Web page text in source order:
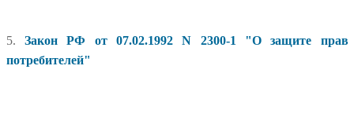
5. Закон РФ от 07.02.1992 N 2300-1 "О защите прав
потребителей"